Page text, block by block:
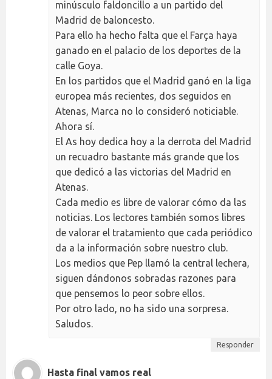
minúsculo faldoncillo a un partido del
Madrid de baloncesto.
Para ello ha hecho falta que el Farça haya
ganado en el palacio de los deportes de la
calle Goya.
En los partidos que el Madrid ganó en la liga
europea más recientes, dos seguidos en
Atenas, Marca no lo consideró noticiable.
Ahora sí.
El As hoy dedica hoy a la derrota del Madrid
un recuadro bastante más grande que los
que dedicó a las victorias del Madrid en
Atenas.
Cada medio es libre de valorar cómo da las
noticias. Los lectores también somos libres
de valorar el tratamiento que cada periódico
da a la información sobre nuestro club.
Los medios que Pep llamó la central lechera,
siguen dándonos sobradas razones para
que pensemos lo peor sobre ellos.
Por otro lado, no ha sido una sorpresa.
Saludos.
Responder
Hasta final vamos real